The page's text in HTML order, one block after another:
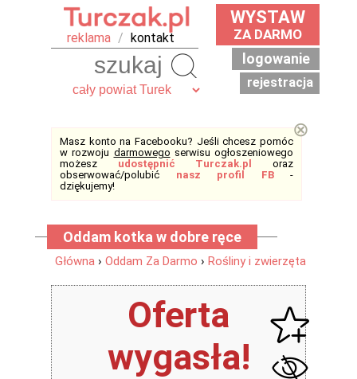
reklama / kontakt
WYSTAW
ZA DARMO
logowanie
rejestracja
Masz konto na Facebooku? Jeśli chcesz pomóc
w rozwoju darmowego serwisu ogłoszeniowego
możesz udostępnić Turczak.pl
oraz
obserwować/polubić nasz profil FB-
dziękujemy!
⊗
Oddam kotka w dobre ręce
Główna › Oddam Za Darmo › Rośliny i zwierzęta
Oferta
wygasła!